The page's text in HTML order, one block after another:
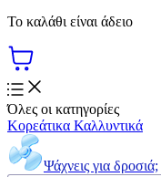
Το καλάθι είναι άδειο
Όλες οι κατηγορίες
Κορεάτικα Καλλυντικά
Ψάχνεις για δροσιά;